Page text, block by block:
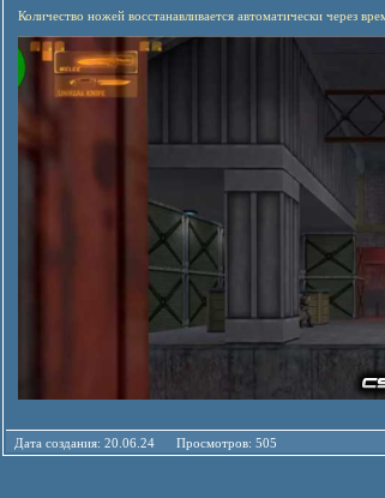
Количество ножей восстанавливается автоматически через
Дата создания: 20.06.24 Просмотров: 505